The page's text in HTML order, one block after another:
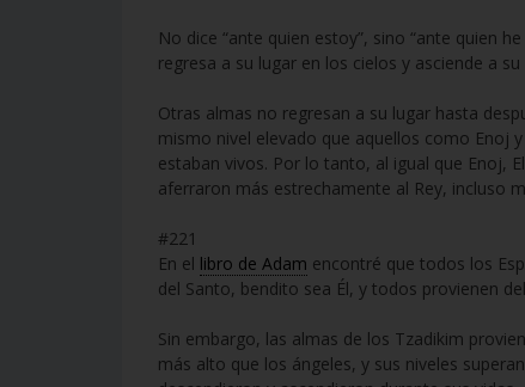
No dice “ante quien estoy”, sino “ante quien
regresa a su lugar en los cielos y asciende a su
Otras almas no regresan a su lugar hasta
mismo nivel elevado que aquellos como Enoj
estaban vivos. Por lo tanto, al igual que Enoj,
aferraron más estrechamente al Rey, incluso
#221
En el libro de Adam encontré que todos los
del Santo, bendito sea Él, y todos provienen
Sin embargo, las almas de los Tzadikim
más alto que los ángeles, y sus niveles